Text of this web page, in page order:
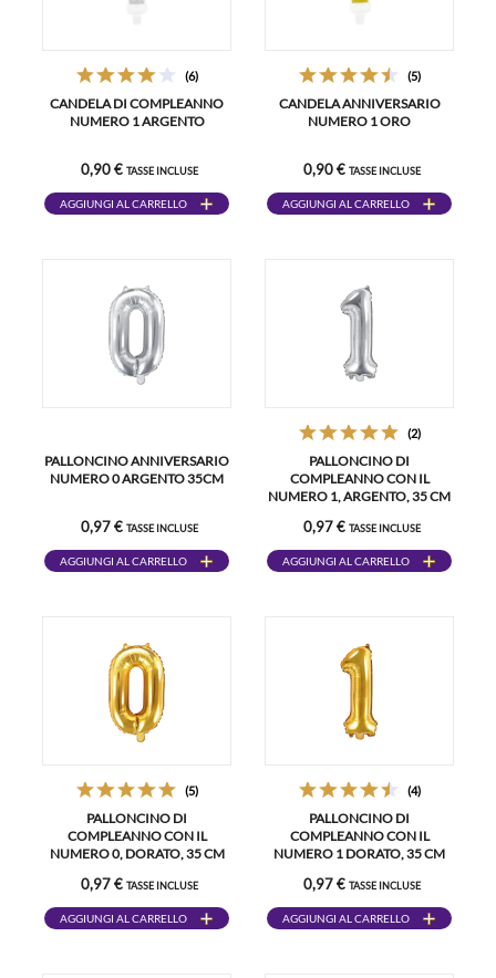
(6)
CANDELA DI COMPLEANNO
NUMERO 1 ARGENTO
0,90 € TASSE INCLUSE
AGGIUNGI AL CARRELLO
(5)
CANDELA ANNIVERSARIO
NUMERO 1 ORO
0,90 € TASSE INCLUSE
AGGIUNGI AL CARRELLO
PALLONCINO ANNIVERSARIO
NUMERO 0 ARGENTO 35CM
0,97 € TASSE INCLUSE
AGGIUNGI AL CARRELLO
(2)
PALLONCINO DI
COMPLEANNO CON IL
NUMERO 1, ARGENTO, 35 CM
0,97 € TASSE INCLUSE
AGGIUNGI AL CARRELLO
(5)
PALLONCINO DI
COMPLEANNO CON IL
NUMERO 0, DORATO, 35 CM
0,97 € TASSE INCLUSE
AGGIUNGI AL CARRELLO
(4)
PALLONCINO DI
COMPLEANNO CON IL
NUMERO 1 DORATO, 35 CM
0,97 € TASSE INCLUSE
AGGIUNGI AL CARRELLO